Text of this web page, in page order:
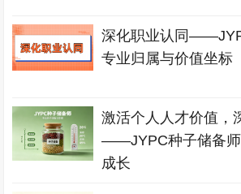
深化职业认同
专业归属与价值坐标
激活个人人才价值，
——JYPC种子储备师
成长